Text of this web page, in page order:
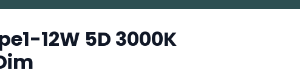
12W 5D 3000K